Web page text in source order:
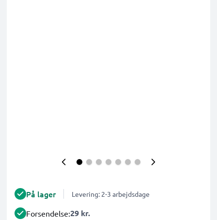
På lager Levering: 2-3 arbejdsdage
Forsendelse:29 kr.